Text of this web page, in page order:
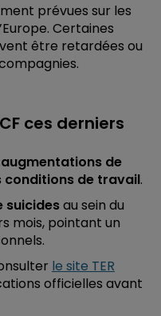
prévues sur les
Certaines
être retardées ou
ces derniers
augmentations de
conditions de travail.
suicidesau sein du
mois, pointant un
le site TER
officielles avant